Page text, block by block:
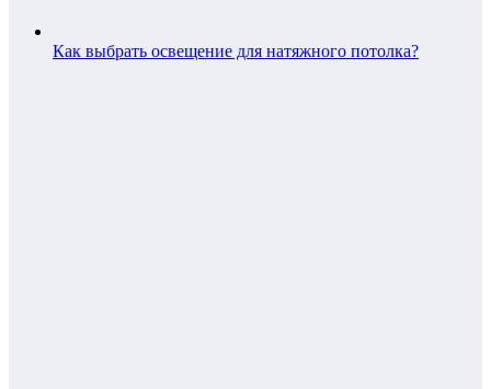
Как выбрать освещение для натяжного потолка?